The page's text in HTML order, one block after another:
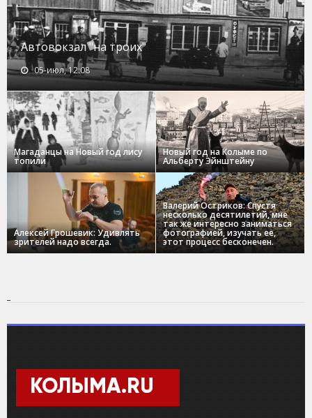
Автовокзал "на троих"
05-июл, 12:08
Магаданцы на Новый год лису
топили
Новый год на Колыме по
Альберту Эйнштейну
Алексей Грошевик: Удивлять
зрителей надо всегда.
Валерий Остриков: Спустя
несколько десятилетий, мне
так же интересно заниматься
фотографией, изучать ее,
этот процесс бесконечен.
КОЛЫМА.RU